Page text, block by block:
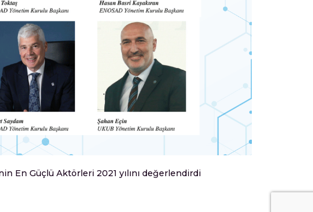
En Güçlü Aktörleri 2021 yılını değerlendirdi